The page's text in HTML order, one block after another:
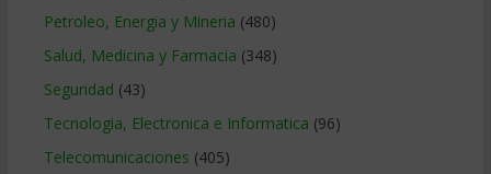
Petroleo, Energia y Mineria (480)
Salud, Medicina y Farmacia (348)
Seguridad (43)
Tecnologia, Electronica e Informatica (96)
Telecomunicaciones (405)